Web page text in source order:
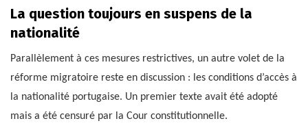
La question toujours en suspens de la
nationalité
Parallèlement à ces mesures restrictives, un autre volet de la
réforme migratoire reste en discussion : les conditions d’accès à
la nationalité portugaise. Un premier texte avait été adopté
mais a été censuré par la Cour constitutionnelle.